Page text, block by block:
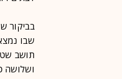
בביקור
שבו
תושב
ושלושה